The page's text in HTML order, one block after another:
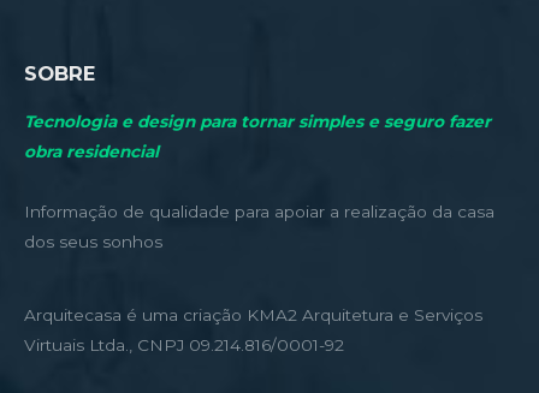
SOBRE
Tecnologia e design para tornar simples e seguro fazer
obra residencial
Informação de qualidade para apoiar a realização da casa
dos seus sonhos
Arquitecasa é uma criação KMA2 Arquitetura e Serviços
Virtuais Ltda., CNPJ 09.214.816/0001-92